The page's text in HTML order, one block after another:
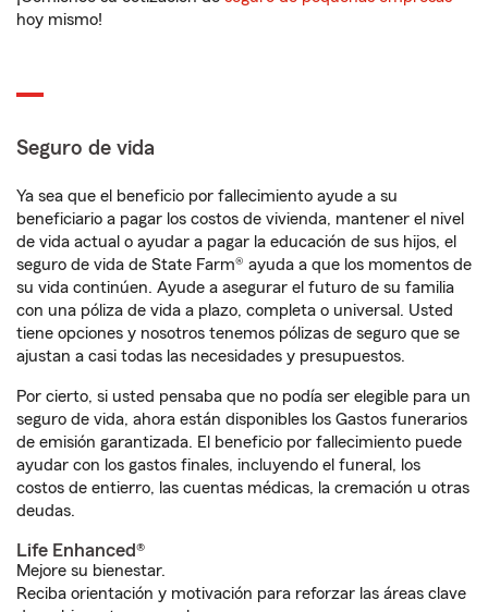
hoy mismo!
Seguro de vida
Ya sea que el beneficio por fallecimiento ayude a su
beneficiario a pagar los costos de vivienda, mantener el nivel
de vida actual o ayudar a pagar la educación de sus hijos, el
seguro de vida de State Farm® ayuda a que los momentos de
su vida continúen. Ayude a asegurar el futuro de su familia
con una póliza de vida a plazo, completa o universal. Usted
tiene opciones y nosotros tenemos pólizas de seguro que se
ajustan a casi todas las necesidades y presupuestos.
Por cierto, si usted pensaba que no podía ser elegible para un
seguro de vida, ahora están disponibles los Gastos funerarios
de emisión garantizada. El beneficio por fallecimiento puede
ayudar con los gastos finales, incluyendo el funeral, los
costos de entierro, las cuentas médicas, la cremación u otras
deudas.
Life Enhanced®
Mejore su bienestar.
Reciba orientación y motivación para reforzar las áreas clave